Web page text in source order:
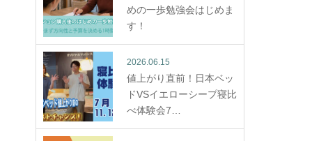
めの一歩勉強会はじめま
す！
2026.06.15
値上がり直前！日本ベッ
ドVSイエローシープ寝比
べ体験会7…